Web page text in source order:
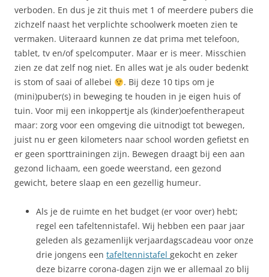
verboden. En dus je zit thuis met 1 of meerdere pubers die
zichzelf naast het verplichte schoolwerk moeten zien te
vermaken. Uiteraard kunnen ze dat prima met telefoon,
tablet, tv en/of spelcomputer. Maar er is meer. Misschien
zien ze dat zelf nog niet. En alles wat je als ouder bedenkt
is stom of saai of allebei
. Bij deze 10 tips om je
(mini)puber(s) in beweging te houden in je eigen huis of
tuin. Voor mij een inkoppertje als (kinder)oefentherapeut
maar: zorg voor een omgeving die uitnodigt tot bewegen,
juist nu er geen kilometers naar school worden gefietst en
er geen sporttrainingen zijn. Bewegen draagt bij een aan
gezond lichaam, een goede weerstand, een gezond
gewicht, betere slaap en een gezellig humeur.
Als je de ruimte en het budget (er voor over) hebt;
regel een tafeltennistafel. Wij hebben een paar jaar
geleden als gezamenlijk verjaardagscadeau voor onze
drie jongens een tafeltennistafel gekocht en zeker
deze bizarre corona-dagen zijn we er allemaal zo blij